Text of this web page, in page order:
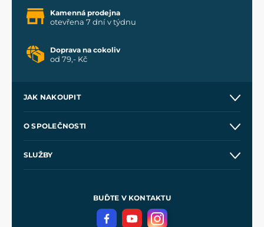
Kamenná prodejna
otevřena 7 dní v týdnu
Doprava na cokoliv
od 79,- Kč
JAK NAKOUPIT
Velkoobchod
O SPOLEČNOSTI
SLUŽBY
Meče pro Kingdom Come
BUĎTE V KONTAKTU